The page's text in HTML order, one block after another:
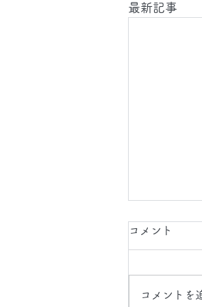
最新記事
2026.8.7(
、 埼玉県
に 工事引
コメント
コメントを